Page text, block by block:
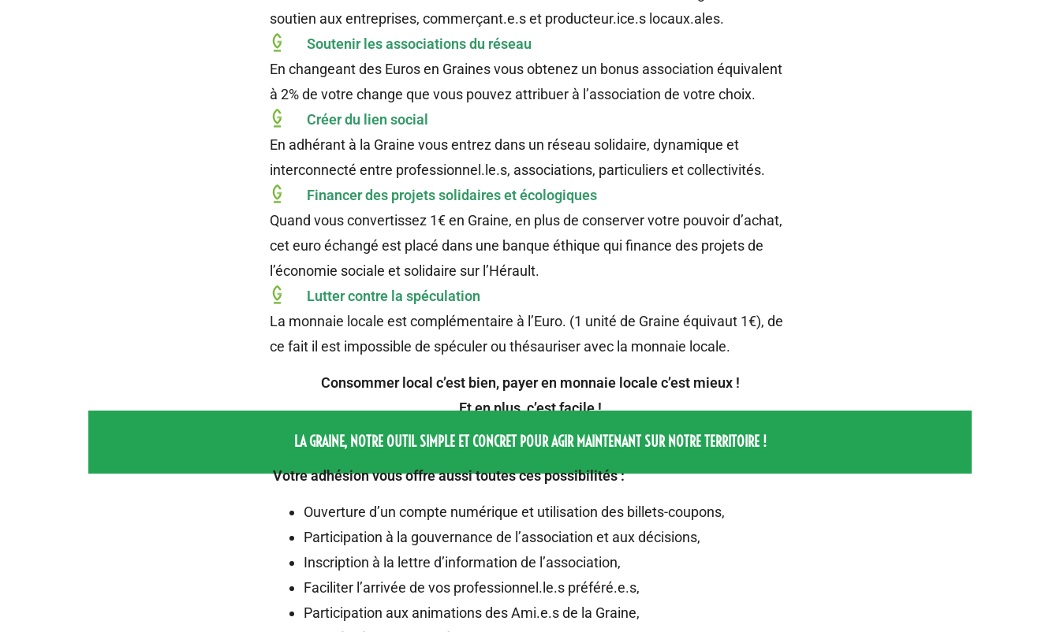
soutien aux entreprises, commerçant.e.s et producteur.ice.s locaux.ales.
Soutenir les associations du réseau
En changeant des Euros en Graines vous obtenez un bonus association équivalent
à 2% de votre change que vous pouvez attribuer à l’association de votre choix.
Créer du lien social
En adhérant à la Graine vous entrez dans un réseau solidaire, dynamique et
interconnecté entre professionnel.le.s, associations, particuliers et collectivités.
Financer des projets solidaires et écologiques
Quand vous convertissez 1€ en Graine, en plus de conserver votre pouvoir d’achat,
cet euro échangé est placé dans une banque éthique qui finance des projets de
l’économie sociale et solidaire sur l’Hérault.
Lutter contre la spéculation
La monnaie locale est complémentaire à l’Euro. (1 unité de Graine équivaut 1€), de
ce fait il est impossible de spéculer ou thésauriser avec la monnaie locale.
Consommer local c’est bien, payer en monnaie locale c’est mieux !
Et en plus, c’est facile !
LA GRAINE, NOTRE OUTIL SIMPLE ET CONCRET POUR AGIR MAINTENANT SUR NOTRE TERRITOIRE !
Votre adhésion vous offre aussi toutes ces possibilités :
Ouverture d’un compte numérique et utilisation des billets-coupons,
Participation à la gouvernance de l’association et aux décisions,
Inscription à la lettre d’information de l’association,
Faciliter l’arrivée de vos professionnel.le.s préféré.e.s,
Participation aux animations des Ami.e.s de la Graine,